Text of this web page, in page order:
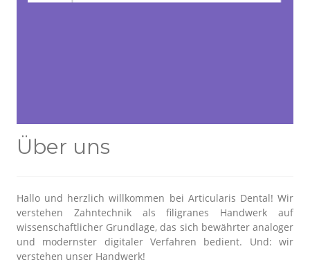
Über uns
Hallo und herzlich willkommen bei Articularis Dental! Wir
verstehen Zahntechnik als filigranes Handwerk auf
wissenschaftlicher Grundlage, das sich bewährter analoger
und modernster digitaler Verfahren bedient. Und: wir
verstehen unser Handwerk!